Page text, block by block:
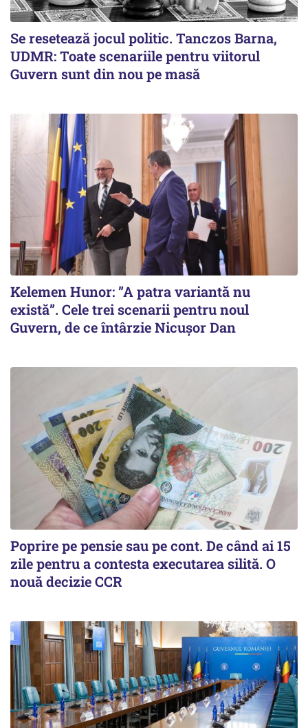
Se resetează jocul politic. Tanczos Barna,
UDMR: Toate scenariile pentru viitorul
Guvern sunt din nou pe masă
Kelemen Hunor: ”A patra variantă nu
există”. Cele trei scenarii pentru noul
Guvern, de ce întârzie Nicușor Dan
Poprire pe pensie sau pe cont. De când ai 15
zile pentru a contesta executarea silită. O
nouă decizie CCR